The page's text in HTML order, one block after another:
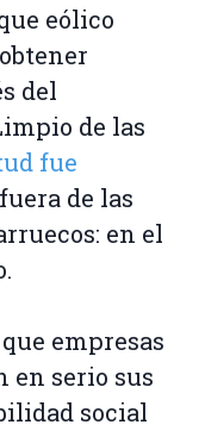
eólico
del
de las
fue
de las
en el
empresas
en serio sus
social